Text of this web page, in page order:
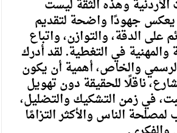
وهذه الثقة ليست
جهودًا واضحة لتقديم
الدقة، والتوازن، واتباع
والمهنية في التغطية. لقد أدرك
الرسمي والخاص، أهمية أن يكون
ناقلًا للحقيقة دون تهويل
في زمن التشكيك والتضليل،
لمصلحة الناس والأكثر التزامًا